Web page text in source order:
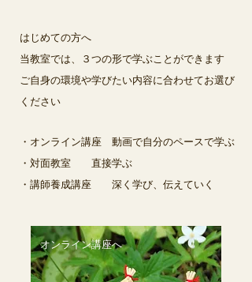
はじめての方へ
当教室では、３つの形で学ぶことができます
ご自身の環境や学びたい内容に合わせてお選び
ください
・オンライン講座 動画で自分のペースで学ぶ
・対面教室 直接学ぶ
​・講師養成講座 深く学び、伝えていく
オンライン講座へ